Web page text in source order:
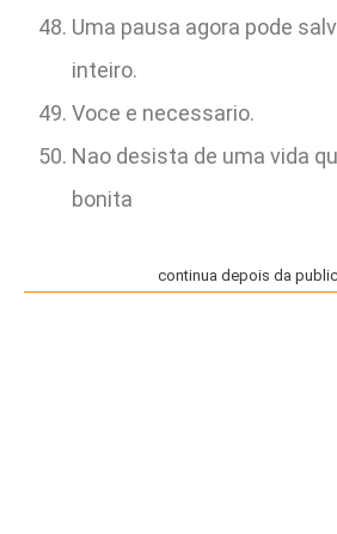
Uma pausa agora pode
inteiro.
Voce e necessario.
Nao desista de uma vida
bonita
continua depois da